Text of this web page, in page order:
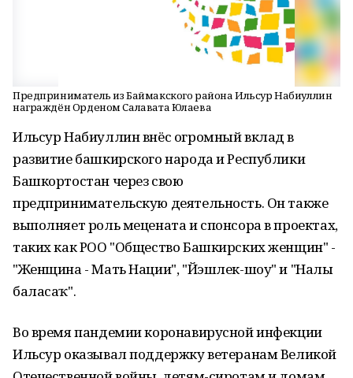
Предприниматель из Баймакского района Ильсур Набиуллин
награждён Орденом Салавата Юлаева
Ильсур Набиуллин внёс огромный вклад в
развитие башкирского народа и Республики
Башкортостан через свою
предпринимательскую деятельность. Он также
выполняет роль мецената и спонсора в проектах,
таких как РОО "Общество Башкирских женщин" -
"Женщина - Мать Нации", "Йэшлек-шоу" и "Наҙлы
баласаҡ".
Во время пандемии коронавирусной инфекции
Ильсур оказывал поддержку ветеранам Великой